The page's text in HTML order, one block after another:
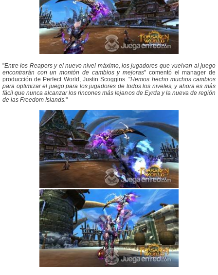
"Entre los Reapers y el nuevo nivel máximo, los jugadores que vuelvan al juego
encontrarán con un montón de cambios y mejoras" comentó el manager de
producción de Perfect World, Justin Scoggins. "Hemos hecho muchos cambios
para optimizar el juego para los jugadores de todos los niveles, y ahora es más
fácil que nunca alcanzar los rincones más lejanos de Eyrda y la nueva de región
de las Freedom Islands."